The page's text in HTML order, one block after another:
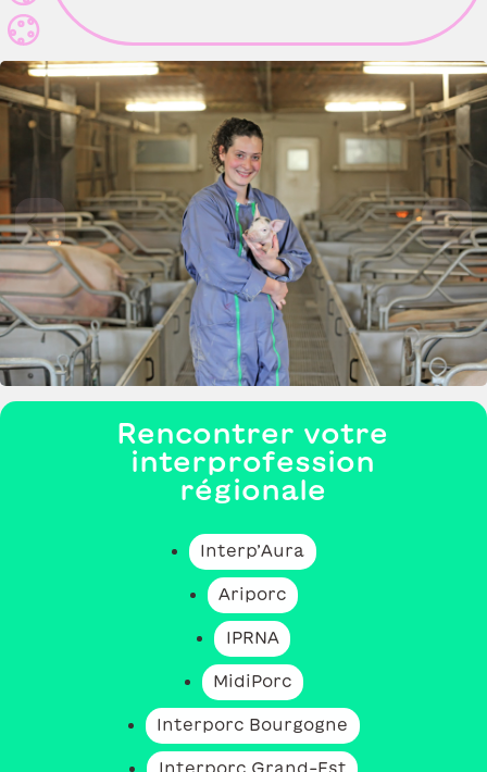
Rencontrer votre
interprofession
régionale
Interp’Aura
Ariporc
IPRNA
MidiPorc
Interporc Bourgogne
Interporc Grand-Est